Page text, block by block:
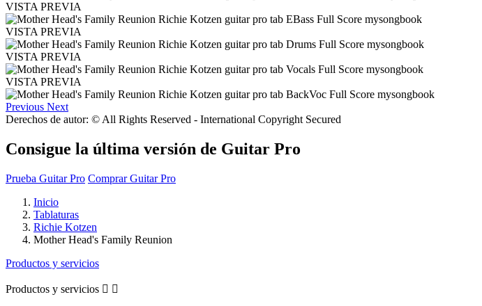
VISTA PREVIA
VISTA PREVIA
VISTA PREVIA
VISTA PREVIA
Previous Next
Derechos de autor: © All Rights Reserved - International Copyright Secured
Consigue la última versión de Guitar Pro
Prueba Guitar Pro Comprar Guitar Pro
Inicio
Tablaturas
Richie Kotzen
Mother Head's Family Reunion
Productos y servicios
Productos y servicios  